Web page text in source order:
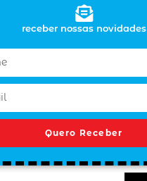
receber nossas novidades
Quero Receber